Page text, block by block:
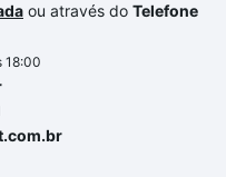
ou através do Telefone
18:00